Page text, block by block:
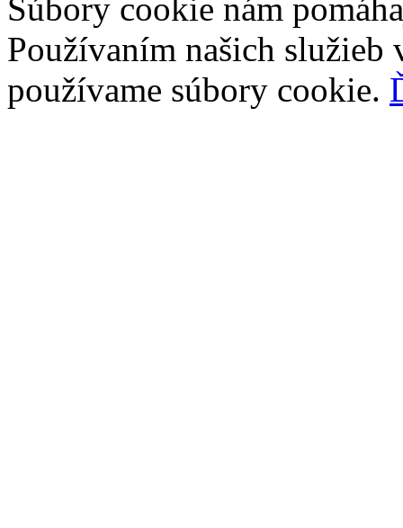
Súbory cookie nám
Používaním našich služieb
používame súbory cookie.